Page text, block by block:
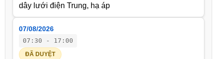
dây lưới điện Trung, hạ áp
07/08/2026
07:30 - 17:00
ĐÃ DUYỆT